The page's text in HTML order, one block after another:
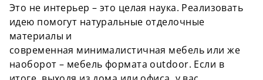
Это не интерьер – это целая наука. Реализовать
идею помогут натуральные отделочные
материалы и
современная минималистичная мебель или же
наоборот – мебель формата outdoor. Если в